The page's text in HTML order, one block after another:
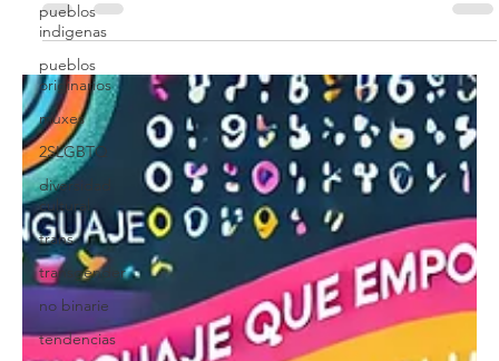
pueblos
indigenas
pueblos
originarios
muxes
2SLGBTQ
diversidad
cultural
trans
transgender
no binarie
tendencias